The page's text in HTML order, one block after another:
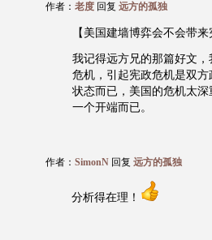
作者： 老度 回复 远方的孤独
【美国建墙博弈会不会带来
我记得远方兄的那篇好文
危机，引起宪政危机是双
状态而已，美国的危机太
一个开端而已。
作者： SimonN 回复 远方的孤独
分析得在理！